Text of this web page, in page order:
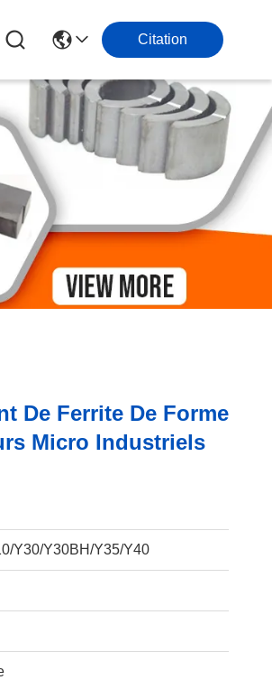
Citation
De Ferrite De Forme
Micro Industriels
Y30/Y30BH/Y35/Y40